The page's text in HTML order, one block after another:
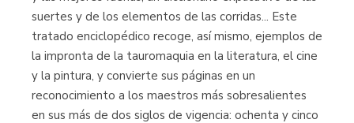
suertes y de los elementos de las corridas... Este
tratado enciclopédico recoge, así mismo, ejemplos de
la impronta de la tauromaquia en la literatura, el cine
y la pintura, y convierte sus páginas en un
reconocimiento a los maestros más sobresalientes
en sus más de dos siglos de vigencia: ochenta y cinco